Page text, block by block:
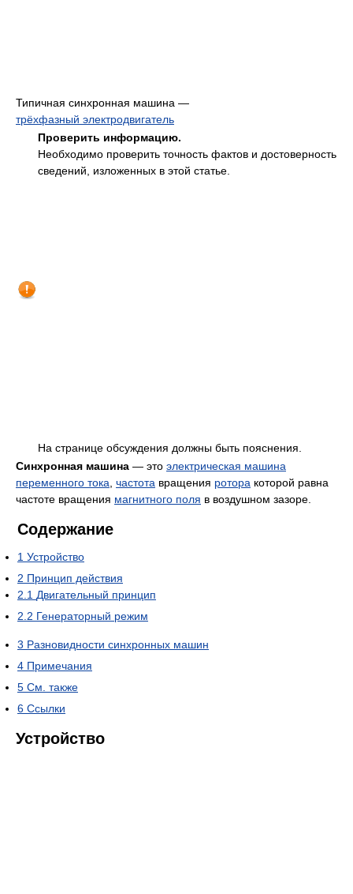
Типичная синхронная машина —
трёхфазный электродвигатель
Проверить информацию.
Необходимо проверить точность фактов и достоверность
сведений, изложенных в этой статье.
На странице обсуждения должны быть пояснения.
Синхронная машина — это электрическая машина
переменного тока частота вращения ротора которой равна
частоте вращения магнитного поля в воздушном зазоре.
Содержание
1 Устройство
2 Принцип действия
2.1 Двигательный принцип
2.2 Генераторный режим
3 Разновидности синхронных машин
4 Примечания
5 См. также
6 Ссылки
Устройство